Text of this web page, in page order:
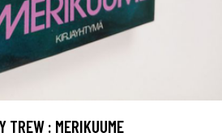
TREW : MERIKUUME